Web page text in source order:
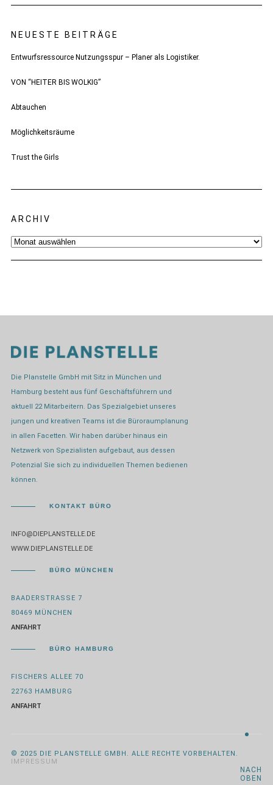
NEUESTE BEITRÄGE
Entwurfsressource Nutzungsspur – Planer als Logistiker.
VON “HEITER BIS WOLKIG”
Abtauchen
Möglichkeitsräume
Trust the Girls
ARCHIV
Archiv
Die Planstelle GmbH mit Sitz in München und
Hamburg besteht aus fünf Geschäftsführern und
aktuell 22 Mitarbeitern. Das Spezialgebiet unseres
jungen und kreativen Teams ist die Büroraumplanung
in allen Facetten. Wir haben darüber hinaus ein
Netzwerk von Spezialisten aufgebaut, aus dessen
Potenzial Sie sich zu individuellen Themen bedienen
können.
KONTAKT BÜRO
INFO@DIEPLANSTELLE.DE
WWW.DIEPLANSTELLE.DE
BÜRO MÜNCHEN
BAADERSTRASSE 7
80469 MÜNCHEN
ANFAHRT
BÜRO HAMBURG
FISCHERS ALLEE 70
22763 HAMBURG
ANFAHRT
© 2025 DIE PLANSTELLE GMBH. ALLE RECHTE VORBEHALTEN.
IMPRESSUM
NACH
OBEN